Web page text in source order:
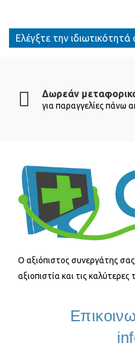
Ελέγξτε την ιδιωτικότητά
Δωρεάν
για παραγγελίες πάνω
O αξιόπιστος συνεργάτης
αξιοπιστία και τις καλύτερες